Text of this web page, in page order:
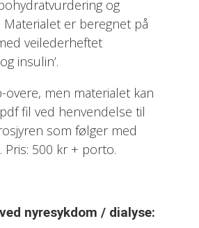
og
Materialet er beregnet på
veilederheftet
insulin’.
overe, men materialet kan
fil ved henvendelse til
som følger med
Pris: 500 kr + porto.
nyresykdom / dialyse: